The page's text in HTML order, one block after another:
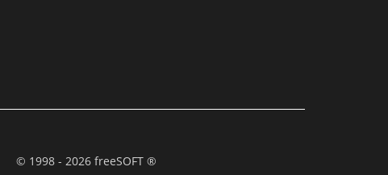
© 1998 - 2026 freeSOFT ®